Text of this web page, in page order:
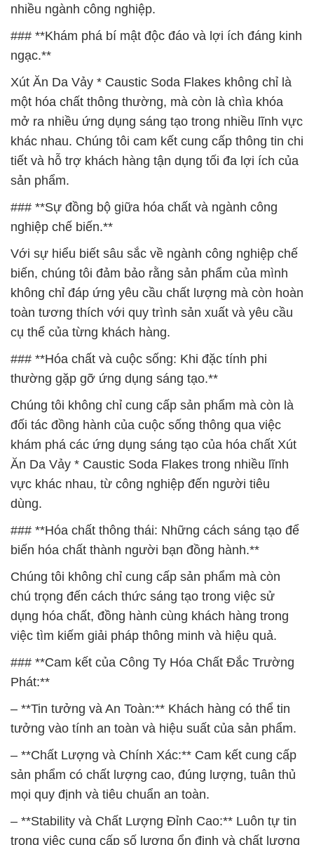
nhiều ngành công nghiệp.
### **Khám phá bí mật độc đáo và lợi ích đáng kinh
ngạc.**
Xút Ăn Da Vảy * Caustic Soda Flakes không chỉ là
một hóa chất thông thường, mà còn là chìa khóa
mở ra nhiều ứng dụng sáng tạo trong nhiều lĩnh vực
khác nhau. Chúng tôi cam kết cung cấp thông tin chi
tiết và hỗ trợ khách hàng tận dụng tối đa lợi ích của
sản phẩm.
### **Sự đồng bộ giữa hóa chất và ngành công
nghiệp chế biến.**
Với sự hiểu biết sâu sắc về ngành công nghiệp chế
biến, chúng tôi đảm bảo rằng sản phẩm của mình
không chỉ đáp ứng yêu cầu chất lượng mà còn hoàn
toàn tương thích với quy trình sản xuất và yêu cầu
cụ thể của từng khách hàng.
### **Hóa chất và cuộc sống: Khi đặc tính phi
thường gặp gỡ ứng dụng sáng tạo.**
Chúng tôi không chỉ cung cấp sản phẩm mà còn là
đối tác đồng hành của cuộc sống thông qua việc
khám phá các ứng dụng sáng tạo của hóa chất Xút
Ăn Da Vảy * Caustic Soda Flakes trong nhiều lĩnh
vực khác nhau, từ công nghiệp đến người tiêu
dùng.
### **Hóa chất thông thái: Những cách sáng tạo để
biến hóa chất thành người bạn đồng hành.**
Chúng tôi không chỉ cung cấp sản phẩm mà còn
chú trọng đến cách thức sáng tạo trong việc sử
dụng hóa chất, đồng hành cùng khách hàng trong
việc tìm kiếm giải pháp thông minh và hiệu quả.
### **Cam kết của Công Ty Hóa Chất Đắc Trường
Phát:**
– **Tin tưởng và An Toàn:** Khách hàng có thể tin
tưởng vào tính an toàn và hiệu suất của sản phẩm.
– **Chất Lượng và Chính Xác:** Cam kết cung cấp
sản phẩm có chất lượng cao, đúng lượng, tuân thủ
mọi quy định và tiêu chuẩn an toàn.
– **Stability và Chất Lượng Đỉnh Cao:** Luôn tự tin
trong việc cung cấp số lượng ổn định và chất lượng